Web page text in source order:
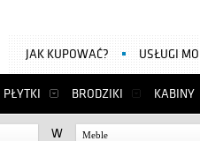
PŁYTKI BRODZIKI KABINY
JAK KUPOWAĆ? USŁUGI
W Meble